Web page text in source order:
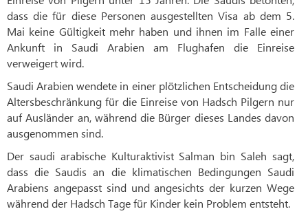
dass die für diese Personen ausgestellten Visa ab dem 5.
Mai keine Gültigkeit mehr haben und ihnen im Falle einer
Ankunft in Saudi Arabien am Flughafen die Einreise
verweigert wird.
Saudi Arabien wendete in einer plötzlichen Entscheidung die
Altersbeschränkung für die Einreise von Hadsch Pilgern nur
auf Ausländer an, während die Bürger dieses Landes davon
ausgenommen sind.
Der saudi arabische Kulturaktivist Salman bin Saleh sagt,
dass die Saudis an die klimatischen Bedingungen Saudi
Arabiens angepasst sind und angesichts der kurzen Wege
während der Hadsch Tage für Kinder kein Problem entsteht.